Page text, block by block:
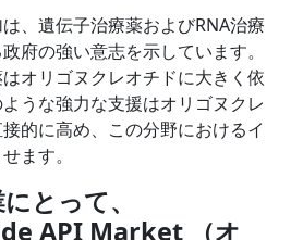
、遺伝子治療薬およびRNA治療
府の強い意志を示しています。
オリゴヌクレオチドに大きく依
うな強力な支援はオリゴヌクレ
的に高め、この分野におけるイ
ます。
とって、
API Market （オ